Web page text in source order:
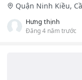
Quận Ninh Kiều,
Hưng thịnh
Đăng 4 năm trước